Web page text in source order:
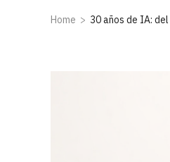
Home 30 años de IA: